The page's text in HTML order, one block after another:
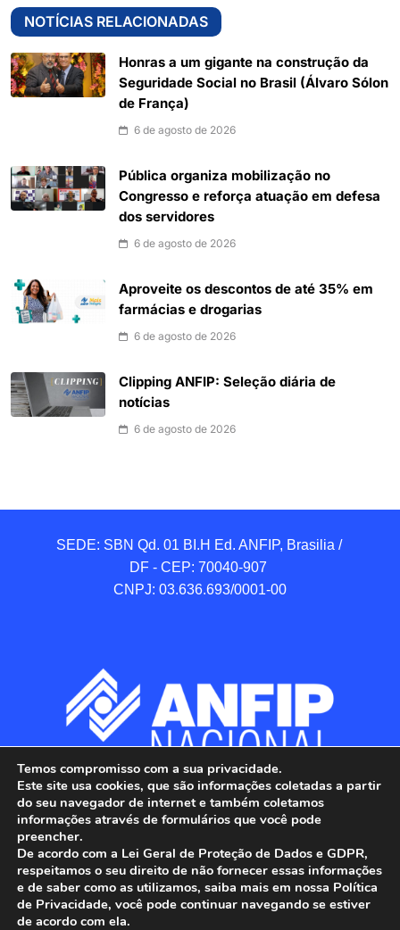
NOTÍCIAS RELACIONADAS
Honras a um gigante na construção da
Seguridade Social no Brasil (Álvaro Sólon
de França)
6 de agosto de 2026
Pública organiza mobilização no
Congresso e reforça atuação em defesa
dos servidores
6 de agosto de 2026
Aproveite os descontos de até 35% em
farmácias e drogarias
6 de agosto de 2026
Clipping ANFIP: Seleção diária de
notícias
6 de agosto de 2026
SEDE: SBN Qd. 01 BI.H Ed. ANFIP, Brasilia /
DF - CEP: 70040-907
CNPJ: 03.636.693/0001-00
ANFIP - Associação Nacional dos Auditores
Temos compromisso com a sua privacidade.
Este site usa cookies, que são informações coletadas a partir
do seu navegador de internet e também coletamos
informações através de formulários que você pode
preencher.
De acordo com a Lei Geral de Proteção de Dados e GDPR,
respeitamos o seu direito de não fornecer essas informações
e de saber como as utilizamos, saiba mais em nossa Política
de Privacidade, você pode continuar navegando se estiver
de acordo com ela.